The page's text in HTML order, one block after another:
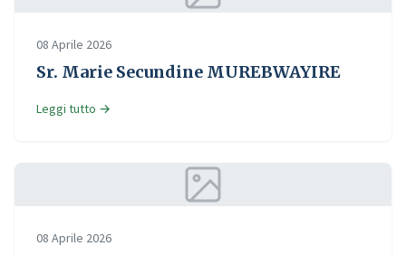
08 Aprile 2026
Sr. Marie Secundine MUREBWAYIRE
Leggi tutto →
08 Aprile 2026